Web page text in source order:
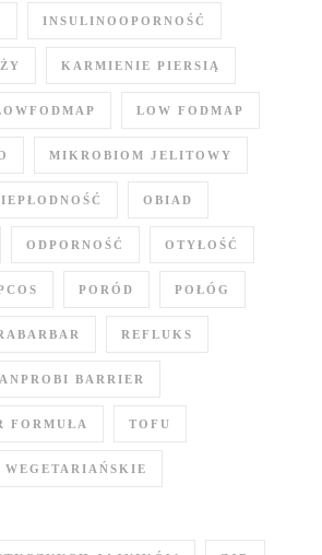
INSULINOOPORNOŚĆ
KARMIENIE PIERSIĄ
LOW FODMAP
MIKROBIOM JELITOWY
OBIAD
ODPORNOŚĆ OTYŁOŚĆ
PORÓD POŁÓG
REFLUKS
BARRIER
FORMUŁA TOFU
WEGETARIAŃSKIE